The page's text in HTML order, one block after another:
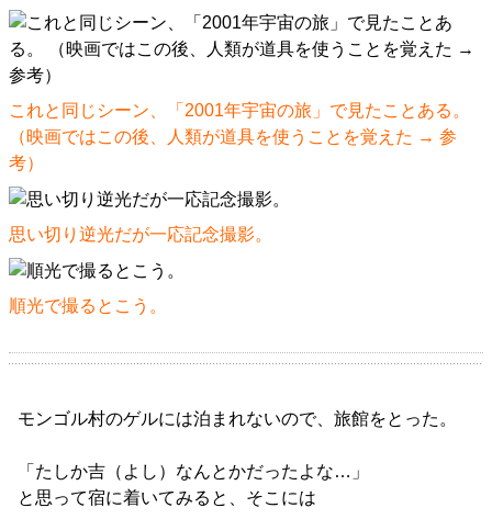
これと同じシーン、「2001年宇宙の旅」で見たことある。
（映画ではこの後、人類が道具を使うことを覚えた → 参
考）
思い切り逆光だが一応記念撮影。
順光で撮るとこう。
モンゴル村のゲルには泊まれないので、旅館をとった。
「たしか吉（よし）なんとかだったよな…」
と思って宿に着いてみると、そこには